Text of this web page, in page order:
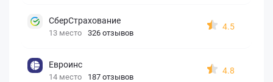
СберСтрахование
13 место 326 отзывов
4.5
Евроинс
14 место 187 отзывов
4.8